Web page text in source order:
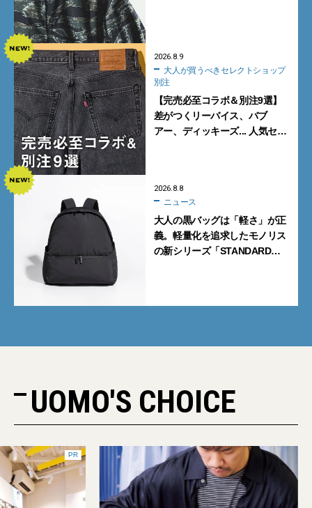
2026.8.9
別注
【完売必至コラボ＆別注9選】
差がつくリーバイス、バブ
アー、ディッキーズ... 人気セレ
2026.8.8
ニュース
大人の黒バッグは「軽さ」が正
義。軽量化を追求したモノリス
の新シリーズ「STANDARD
UOMO'S CHOICE